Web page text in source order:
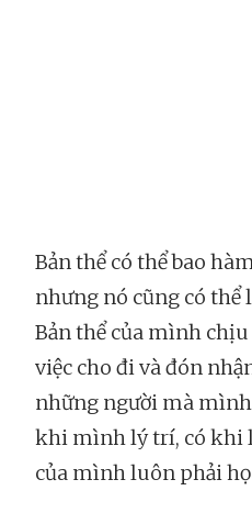
Bản thể có thể bao
nhưng nó cũng có thể
Bản thể của mình
việc cho đi và đón
những người mà mình
khi mình lý trí, có khi
của mình luôn phải